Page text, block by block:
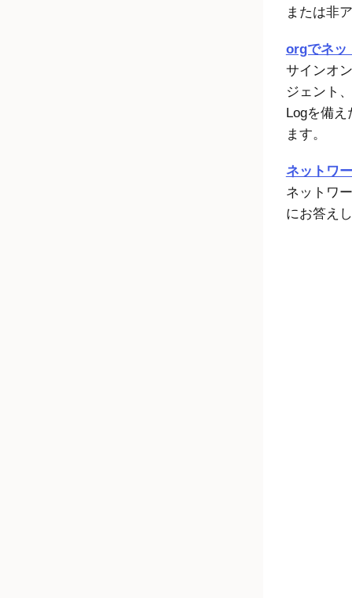
または非
orgでネッ
サインオ
ジェント
Logを備
ます。
ネットワ
ネットワ
にお答え